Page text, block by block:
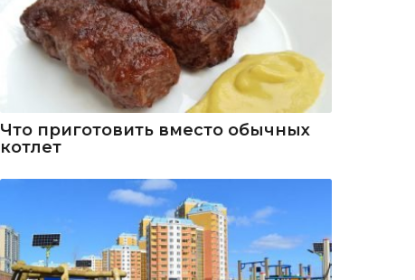
Что приготовить вместо обычных
котлет